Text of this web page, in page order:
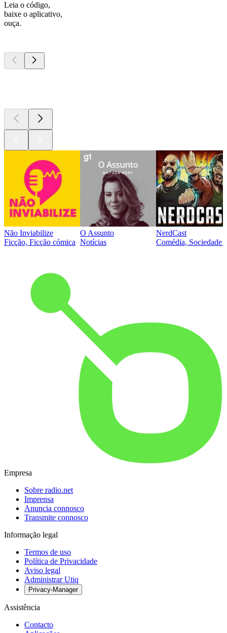
Leia o código,
baixe o aplicativo,
ouça.
Não Inviabilize
Ficção, Ficção cómica
O Assunto
Notícias
NerdCast
Comédia, Sociedade
Empresa
Sobre radio.net
Imprensa
Anuncia connosco
Transmite connosco
Informação legal
Termos de uso
Política de Privacidade
Aviso legal
Administrar Utiq
Privacy-Manager
Assistência
Contacto